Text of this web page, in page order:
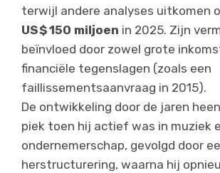
terwijl andere analyses uitkomen
US $ 150 miljoen in 2025. Zijn
beïnvloed door zowel grote
financiële tegenslagen (zoals een
faillissementsaanvraag in 2015).
De ontwikkeling door de jaren
piek toen hij actief was in muziek
ondernemerschap, gevolgd door
herstructurering, waarna hij